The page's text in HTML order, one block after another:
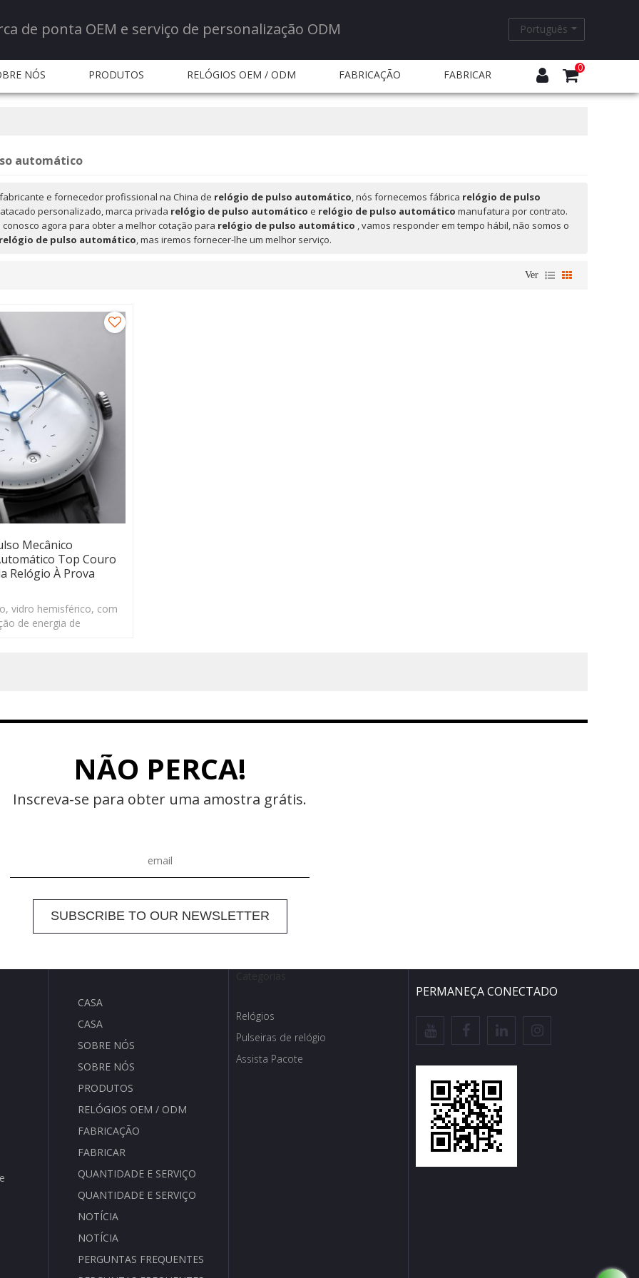
de ponta OEM e serviço de personalização ODM Português
NÓS PRODUTOS RELÓGIOS OEM / ODM FABRICAÇÃO FABRICAR
0
automático
e fornecedor profissional na China de relógio de pulso automático, nós fornecemos fábrica relógio de pulso
personalizado, marca privada relógio de pulso automático e relógio de pulso automático manufatura por contrato.
conosco agora para obter a melhor cotação para relógio de pulso automático , vamos responder em tempo hábil, não somos o
relógio de pulso automático, mas iremos fornecer-lhe um melhor serviço.
Ver
Mecânico
Top Couro
Relógio À Prova
vidro hemisférico, com
de energia de
NÃO PERCA!
Inscreva-se para obter uma amostra grátis.
CASA
CASA
SOBRE NÓS
SOBRE NÓS
PRODUTOS
RELÓGIOS OEM / ODM
FABRICAÇÃO
FABRICAR
QUANTIDADE E SERVIÇO
QUANTIDADE E SERVIÇO
NOTÍCIA
NOTÍCIA
PERGUNTAS FREQUENTES
Relógios
Pulseiras de relógio
Assista Pacote
PERMANEÇA CONECTADO